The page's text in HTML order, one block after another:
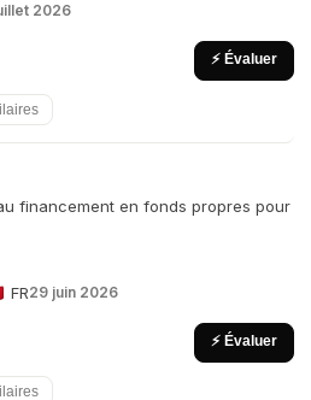
2026
⚡ Évaluer
financement en fonds propres pour
FR29 juin 2026
⚡ Évaluer